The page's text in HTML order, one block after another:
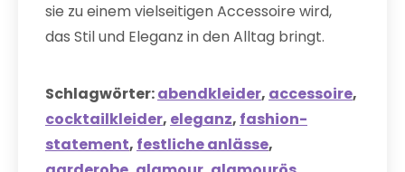
sie zu einem vielseitigen Accessoire wird,
das Stil und Eleganz in den Alltag bringt.
Schlagwörter:abendkleider, accessoire,
cocktailkleider, eleganz, fashion-
statement, festliche anlässe,